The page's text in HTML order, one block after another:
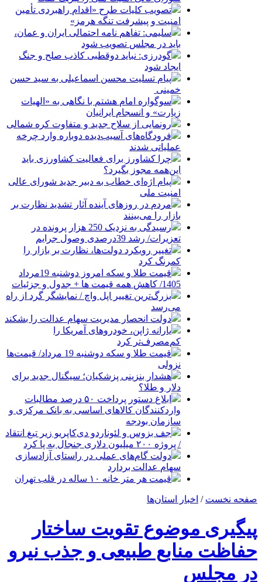
تصویب کلیات طرح «اقدام راهبردی تأمین
امنیت و پیشرفت تنگه هرمز»
سلیمی: تفاهم نامه احتمالی ایران و عمان،
باید در مجلس تصویب شود
گودرزی: نباید دوقطبی کاذب صلح و جنگ
ایجاد شود
پیام تسلیت محسن اسماعیلی به سید حسن
خمینی
سوگواره امام هشتم با نگاهی به «الهیات
زیارت» و انسجام ایرانیان
رونمایی از سلاح جدید و متفاوت کره شمالی
فرودگاه‌های آسیب‌دیده دوباره وارد چرخه
عملیاتی شدند
چرا کشاورز برای فعالیت کشاورزی باید
این‌همه مجوز بگیرد؟
پیام اژه‌ای خطاب به دبیر جدید شورای عالی
امنیت ملی
مردم در روزهای آینده آثار تشدید نظارت بر
بازار را می‌بینند
رسیدگی به نزدیک 250 هزار پرونده در
تعزیرات/ رشد 39درصدی وصول جرایم
تغییر رویکرد دولت‌ها، نظارت بر بازار را
کمرنگ کرد
قیمت طلا و سکه امروز دوشنبه 19مرداد
1405/ کاهش همه قیمت ها + جدول و جزئیات
بزرگ‌ترین تغییر اپل واچ / نمایشگر گرد از راه
می‌رسد
دولت انحصار مدیریت سهام عدالت را بشکند
یارانه ژاپن، خودروهای آمریکا را
کم‌مصرف‌تر کرد
قیمت طلا و سکه دوشنبه 19 مرداد/ قیمت‌ها
نزولی
هشدار بنزینی پزشکیان؛ سیگنال جدید برای
دلار و طلا؟
ابلاغ دستور پرداخت ۵۰ درصد مطالبات
واردکنندگان کالاهای اساسی به بانک مرکزی و
سازمان بودجه
جف بزوس و لئوناردو دی‌کاپریو زیر تیغ انتقاد
/ پروژه ۲۰۰ میلیون دلاری جنجال به پا کرد
دولت گام‌های عملی در راستای آزادسازی
سهام عدالت بردارد
قیمت هر متر خانه ۱۰ ساله در قلب تهران
صفحه نخست / اخبار استان‌ها
پیگیری موضوع تقویت ساختار
حفاظت منابع طبیعی و جذب نیرو
در مجلس